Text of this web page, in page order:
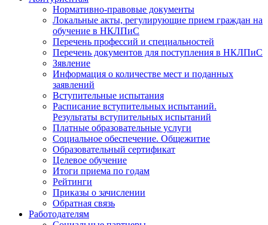
Нормативно-правовые документы
Локальные акты, регулирующие прием граждан на
обучение в НКЛПиС
Перечень профессий и специальностей
Перечень документов для поступления в НКЛПиС
Зявление
Информация о количестве мест и поданных
заявлений
Вступительные испытания
Расписание вступительных испытаний.
Результаты вступительных испытаний
Платные образовательные услуги
Социальное обеспечение. Общежитие
Образовательный сертификат
Целевое обучение
Итоги приема по годам
Рейтинги
Приказы о зачислении
Обратная связь
Работодателям